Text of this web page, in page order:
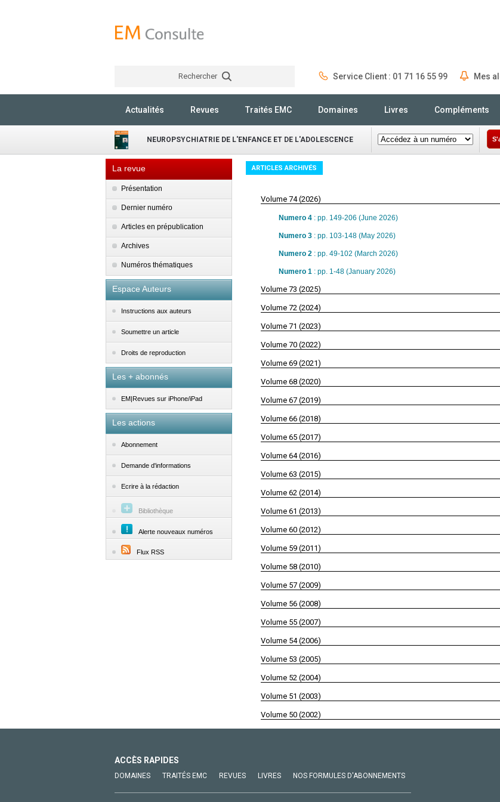
Rechercher Service Client : 01 71 16 55 99 Mes
Actualités Revues Traités EMC Domaines Livres Compléments
NEUROPSYCHIATRIE DE L'ENFANCE ET DE L'ADOLESCENCE
La revue
Présentation
Dernier numéro
Articles en prépublication
Archives
Numéros thématiques
Espace Auteurs
Instructions aux auteurs
Soumettre un article
Droits de reproduction
Les + abonnés
EM|Revues sur iPhone/iPad
Les actions
Abonnement
Demande d'informations
Ecrire à la rédaction
Bibliothèque
Alerte nouveaux numéros
Flux RSS
ARTICLES ARCHIVÉS
Volume 74 (2026)
Numero 4 : pp. 149-206 (June 2026)
Numero 3 : pp. 103-148 (May 2026)
Numero 2 : pp. 49-102 (March 2026)
Numero 1 : pp. 1-48 (January 2026)
Volume 73 (2025)
Volume 72 (2024)
Volume 71 (2023)
Volume 70 (2022)
Volume 69 (2021)
Volume 68 (2020)
Volume 67 (2019)
Volume 66 (2018)
Volume 65 (2017)
Volume 64 (2016)
Volume 63 (2015)
Volume 62 (2014)
Volume 61 (2013)
Volume 60 (2012)
Volume 59 (2011)
Volume 58 (2010)
Volume 57 (2009)
Volume 56 (2008)
Volume 55 (2007)
Volume 54 (2006)
Volume 53 (2005)
Volume 52 (2004)
Volume 51 (2003)
Volume 50 (2002)
ACCÈS RAPIDES
DOMAINES TRAITÉS EMC REVUES LIVRES NOS FORMULES D'ABONNEMENTS